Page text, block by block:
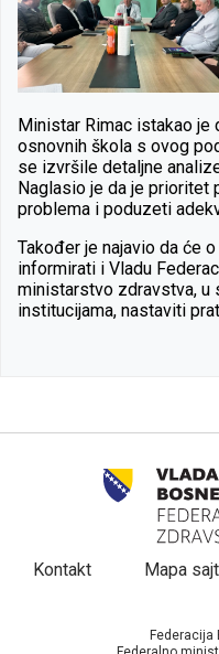
Ministar Rimac istakao
osnovnih škola s ovog
se izvršile detaljne
Naglasio je da je prioritet
problema i poduzeti
Također je najavio da će
informirati i Vladu
ministarstvo zdravstva, u
institucijama, nastaviti
Kontakt Mapa
Federacija